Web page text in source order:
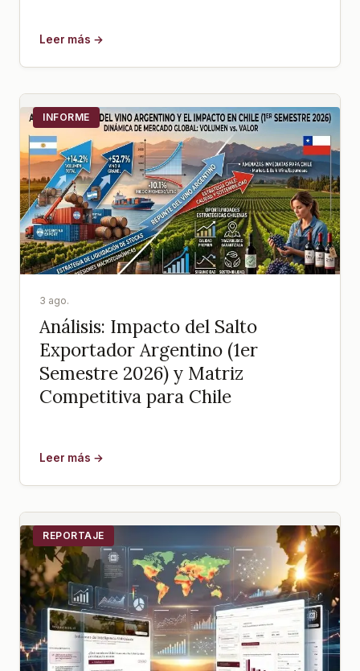
Leer más →
INFORME
3 ago.
Análisis: Impacto del Salto
Exportador Argentino (1er
Semestre 2026) y Matriz
Competitiva para Chile
Leer más →
REPORTAJE